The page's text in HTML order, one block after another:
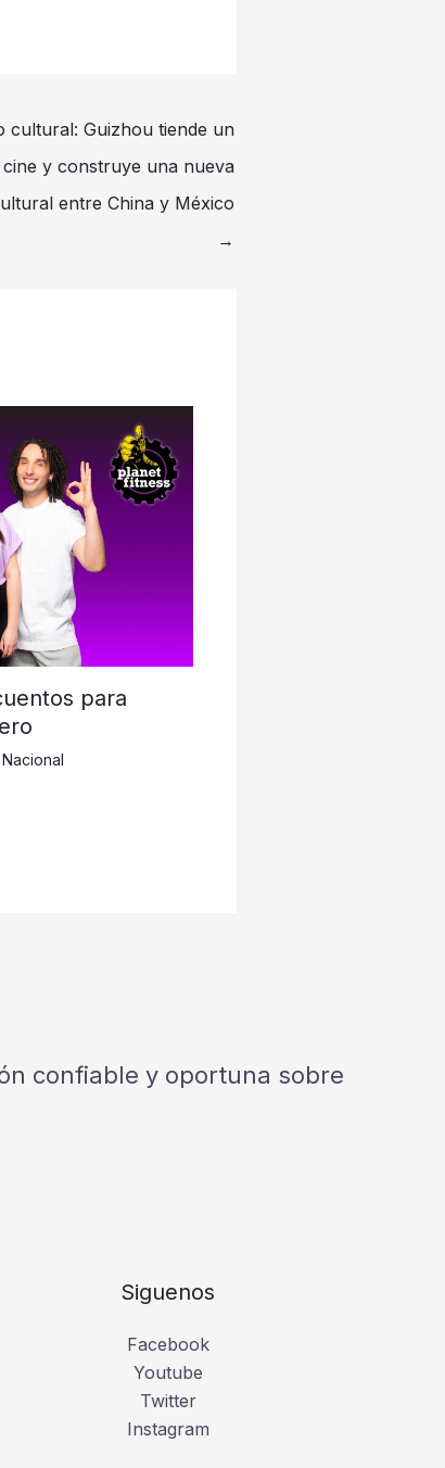
cultural: Guizhou tiende un
y construye una nueva
entre China y México
→
para
Nacional
confiable y oportuna sobre
Siguenos
Facebook
Youtube
Twitter
Instagram